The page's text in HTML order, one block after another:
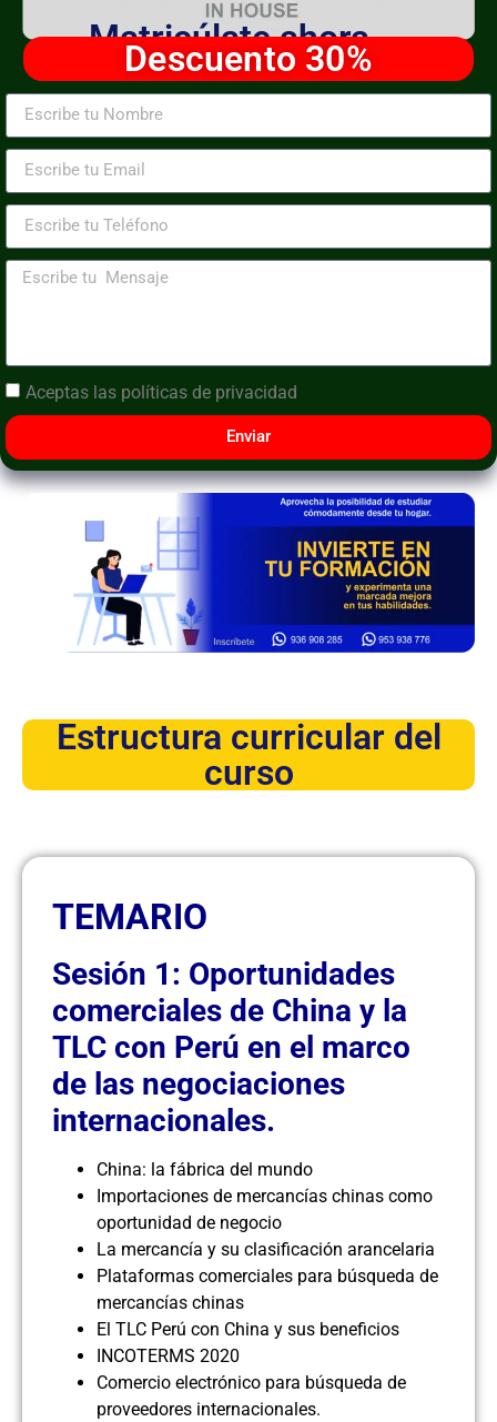
Matricúlate ahora
Descuento 30%
Aceptas las políticas de privacidad
Enviar
Estructura curricular del
curso
TEMARIO
Sesión 1: Oportunidades
comerciales de China y la
TLC con Perú en el marco
de las negociaciones
internacionales.
China: la fábrica del mundo
Importaciones de mercancías chinas como
oportunidad de negocio
La mercancía y su clasificación arancelaria
Plataformas comerciales para búsqueda de
mercancías chinas
El TLC Perú con China y sus beneficios
INCOTERMS 2020
Comercio electrónico para búsqueda de
proveedores internacionales.